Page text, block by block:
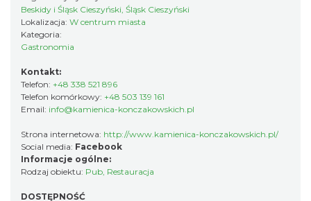
Beskidy i Śląsk Cieszyński, Śląsk Cieszyński
Lokalizacja: W centrum miasta
Kategoria:
Gastronomia
Kontakt:
Telefon: +48 338 521 896
Telefon komórkowy: +48 503 139 161
Email: info@kamienica-konczakowskich.pl
Strona internetowa: http://www.kamienica-konczakowskich.pl/
Social media: Facebook
Informacje ogólne:
Rodzaj obiektu: Pub Restauracja
DOSTĘPNOŚĆ